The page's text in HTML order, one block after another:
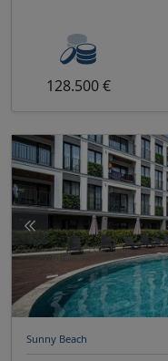
128.500 €
Sunny Beach